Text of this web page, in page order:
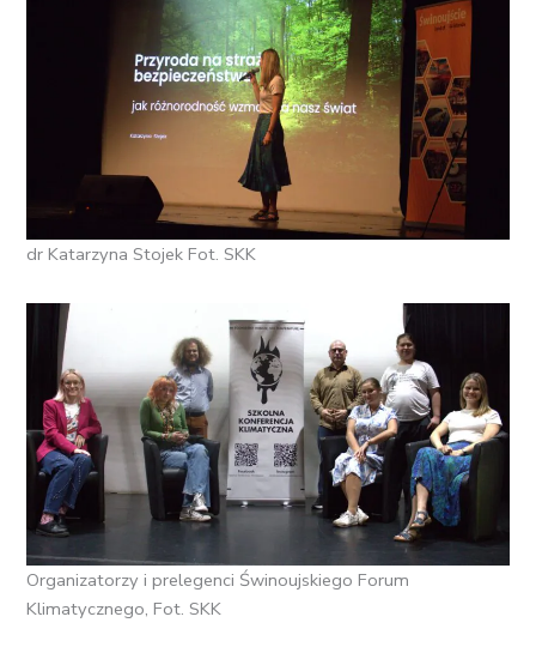
dr Katarzyna Stojek Fot. SKK
Organizatorzy i prelegenci Świnoujskiego Forum
Klimatycznego, Fot. SKK